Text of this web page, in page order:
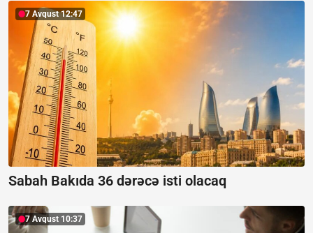
7 Avqust 12:47
Sabah Bakıda 36 dərəcə isti olacaq
7 Avqust 10:37